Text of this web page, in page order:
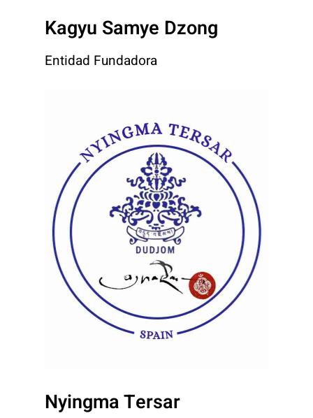
Kagyu Samye Dzong
Entidad Fundadora
Nyingma Tersar